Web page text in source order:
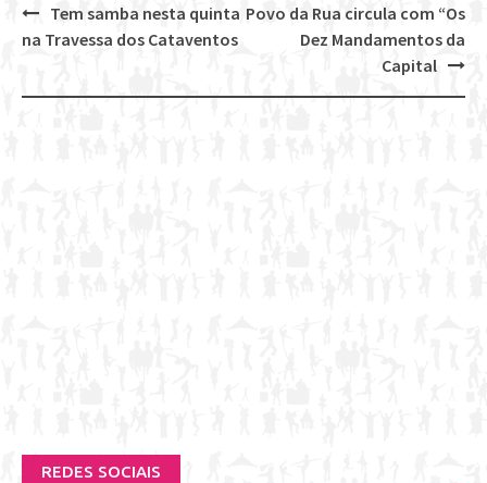
Post
Povo da Rua circula com “Os
Dez Mandamentos da
Capital
Tem samba nesta quinta
na Travessa dos Cataventos
REDES SOCIAIS